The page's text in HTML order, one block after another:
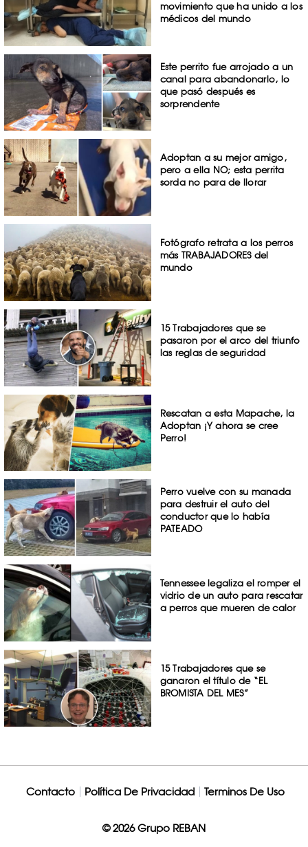
movimiento que ha unido a los
médicos del mundo
Este perrito fue arrojado a un
canal para abandonarlo, lo
que pasó después es
sorprendente
Adoptan a su mejor amigo,
pero a ella NO; esta perrita
sorda no para de llorar
Fotógrafo retrata a los perros
más TRABAJADORES del
mundo
15 Trabajadores que se
pasaron por el arco del triunfo
las reglas de seguridad
Rescatan a esta Mapache, la
Adoptan ¡Y ahora se cree
Perro!
Perro vuelve con su manada
para destruir el auto del
conductor que lo había
PATEADO
Tennessee legaliza el romper el
vidrio de un auto para rescatar
a perros que mueren de calor
15 Trabajadores que se
ganaron el título de “EL
BROMISTA DEL MES”
Contacto Política De Privacidad Terminos De Uso
© 2026 Grupo REBAN